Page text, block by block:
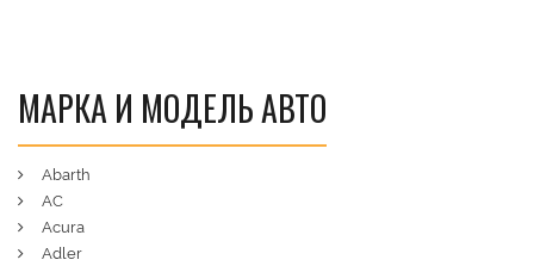
МАРКА И МОДЕЛЬ АВТО
Abarth
AC
Acura
Adler